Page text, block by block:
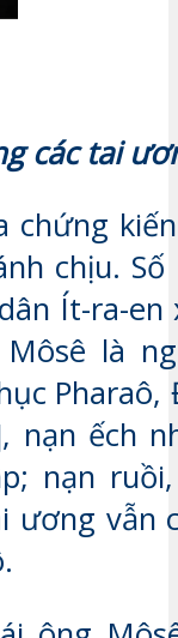
các tai
chứng
chịu. Số
Ít-ra-
là
Pharaô,
, nạn ếch
nạn
ương vẫn